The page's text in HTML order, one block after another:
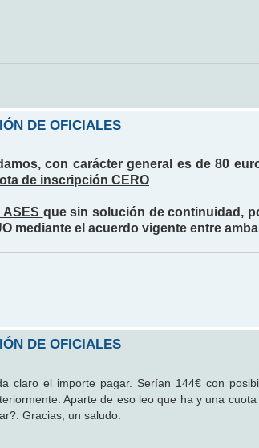
DE OFICIALES
con carácter general es de 80
de inscripción CERO
que sin solución de continuidad,
mediante el acuerdo vigente entre
DE OFICIALES
claro el importe pagar. Serían 144€ con
Aparte de eso leo que ha y una
Gracias, un saludo.